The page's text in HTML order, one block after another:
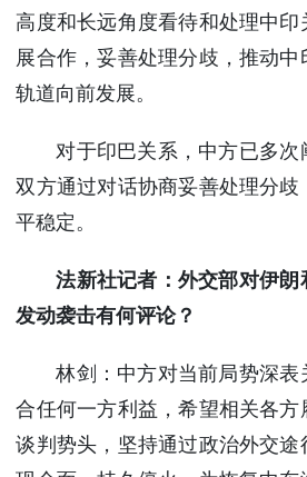
高度和长远角度看待和处理中
展合作，妥善处理分歧，推动
轨道向前发展。
对于印巴关系，中方已多
双方通过对话协商妥善处理分歧
平稳定。
法新社记者：外交部对伊朗
发动袭击有何评论？
林剑：中方对当前局势深
合任何一方利益，希望相关各
谈判势头，坚持通过政治外交